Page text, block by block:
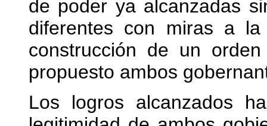
de poder ya alcanzadas
diferentes con miras a
construcción de un
propuesto ambos
Los logros alcanzados